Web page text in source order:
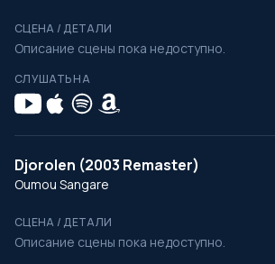
СЦЕНА / ДЕТАЛИ
Описание сцены пока недоступно.
СЛУШАТЬ НА
Djorolen (2003 Remaster)
Oumou Sangare
СЦЕНА / ДЕТАЛИ
Описание сцены пока недоступно.